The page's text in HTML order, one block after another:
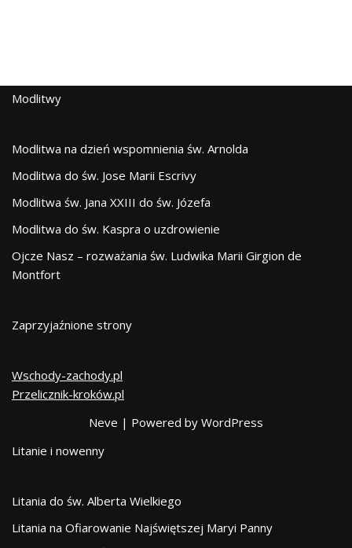
Modlitwy
Modlitwa na dzień wspomnienia św. Arnolda
Modlitwa do św. Jose Marii Escrivy
Modlitwa św. Jana XXIII do św. Józefa
Modlitwa do św. Kaspra o uzdrowienie
Ojcze Nasz – rozważania św. Ludwika Marii Girgion de
Montfort
Zaprzyjaźnione strony
Wschody-zachody.pl
Przelicznik-kroków.pl
Neve | Powered by WordPress
Litanie i nowenny
Litania do św. Alberta Wielkiego
Litania na Ofiarowanie Najświętszej Maryi Panny